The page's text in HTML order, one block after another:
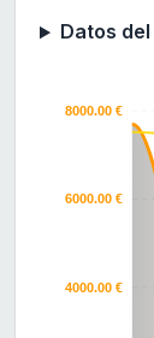
Datos
8000.00 €
6000.00 €
4000.00 €